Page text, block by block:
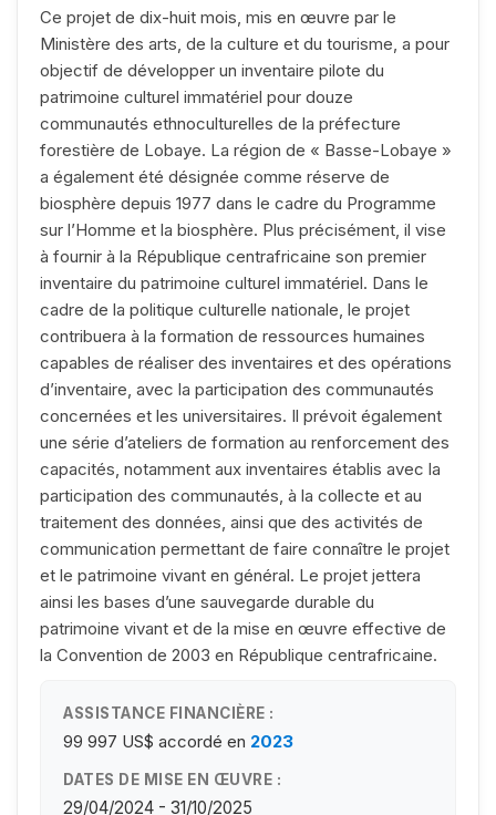
Ce projet de dix-huit mois, mis en œuvre par le
Ministère des arts, de la culture et du tourisme, a pour
objectif de développer un inventaire pilote du
patrimoine culturel immatériel pour douze
communautés ethnoculturelles de la préfecture
forestière de Lobaye. La région de « Basse-Lobaye »
a également été désignée comme réserve de
biosphère depuis 1977 dans le cadre du Programme
sur l’Homme et la biosphère. Plus précisément, il vise
à fournir à la République centrafricaine son premier
inventaire du patrimoine culturel immatériel. Dans le
cadre de la politique culturelle nationale, le projet
contribuera à la formation de ressources humaines
capables de réaliser des inventaires et des opérations
d’inventaire, avec la participation des communautés
concernées et les universitaires. Il prévoit également
une série d’ateliers de formation au renforcement des
capacités, notamment aux inventaires établis avec la
participation des communautés, à la collecte et au
traitement des données, ainsi que des activités de
communication permettant de faire connaître le projet
et le patrimoine vivant en général. Le projet jettera
ainsi les bases d’une sauvegarde durable du
patrimoine vivant et de la mise en œuvre effective de
la Convention de 2003 en République centrafricaine.
ASSISTANCE FINANCIÈRE :
99 997 US$ accordé en 2023
DATES DE MISE EN ŒUVRE :
29/04/2024 - 31/10/2025